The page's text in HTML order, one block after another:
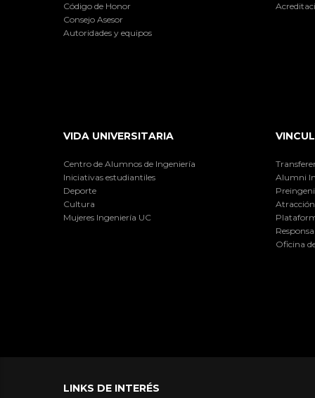
Código de Honor
Consejo Asesor
Autoridades y equipos
VIDA UNIVERSITARIA
Centro de Alumnos de Ingeniería
Iniciativas estudiantiles
Deporte
Cultura
Mujeres Ingeniería UC
Alumni
Oficina
LINKS DE INTERÉS